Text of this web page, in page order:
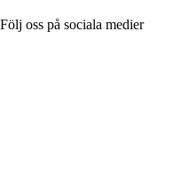
Följ oss på sociala medier